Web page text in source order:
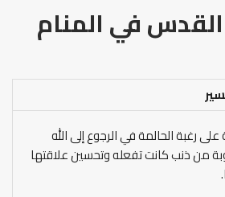
في المنام
على رغبة الحالمة في الرجوع إلى الله
من ذنب كانت تفعله وتحسين علاقتها